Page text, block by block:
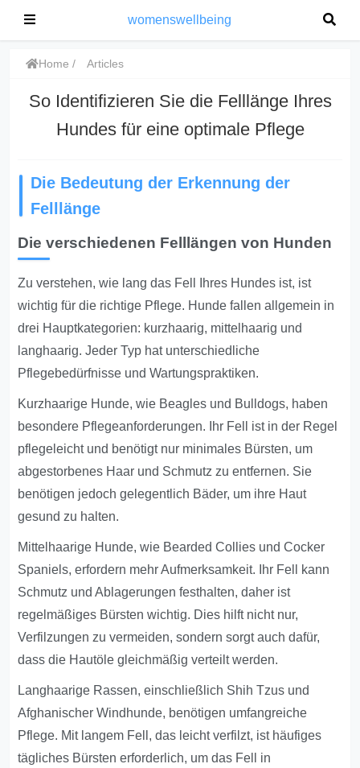
womenswellbeing
Home Articles
So Identifizieren Sie die Felllänge Ihres
Hundes für eine optimale Pflege
Die Bedeutung der Erkennung der
Felllänge
Die verschiedenen Felllängen von Hunden
Zu verstehen, wie lang das Fell Ihres Hundes ist, ist
wichtig für die richtige Pflege. Hunde fallen allgemein in
drei Hauptkategorien: kurzhaarig, mittelhaarig und
langhaarig. Jeder Typ hat unterschiedliche
Pflegebedürfnisse und Wartungspraktiken.
Kurzhaarige Hunde, wie Beagles und Bulldogs, haben
besondere Pflegeanforderungen. Ihr Fell ist in der Regel
pflegeleicht und benötigt nur minimales Bürsten, um
abgestorbenes Haar und Schmutz zu entfernen. Sie
benötigen jedoch gelegentlich Bäder, um ihre Haut
gesund zu halten.
Mittelhaarige Hunde, wie Bearded Collies und Cocker
Spaniels, erfordern mehr Aufmerksamkeit. Ihr Fell kann
Schmutz und Ablagerungen festhalten, daher ist
regelmäßiges Bürsten wichtig. Dies hilft nicht nur,
Verfilzungen zu vermeiden, sondern sorgt auch dafür,
dass die Hautöle gleichmäßig verteilt werden.
Langhaarige Rassen, einschließlich Shih Tzus und
Afghanischer Windhunde, benötigen umfangreiche
Pflege. Mit langem Fell, das leicht verfilzt, ist häufiges
tägliches Bürsten erforderlich, um das Fell in